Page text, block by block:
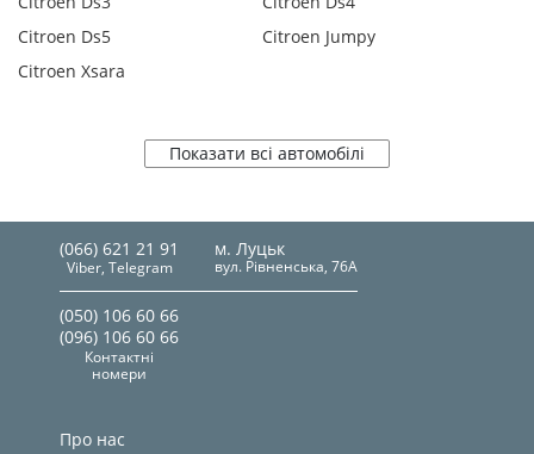
Citroen Ds5
Citroen Jumpy
Citroen Xsara
Показати всі автомобілі
(066) 621 21 91
Viber, Telegram
м. Луцьк
вул. Рівненська, 76А
(050) 106 60 66
(096) 106 60 66
Контактні
номери
Про нас